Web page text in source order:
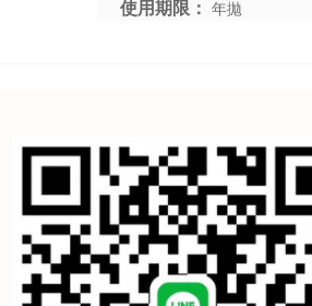
使用期限： 年拋